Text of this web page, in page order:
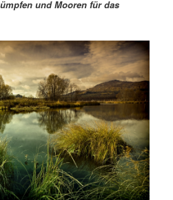
und Mooren für das